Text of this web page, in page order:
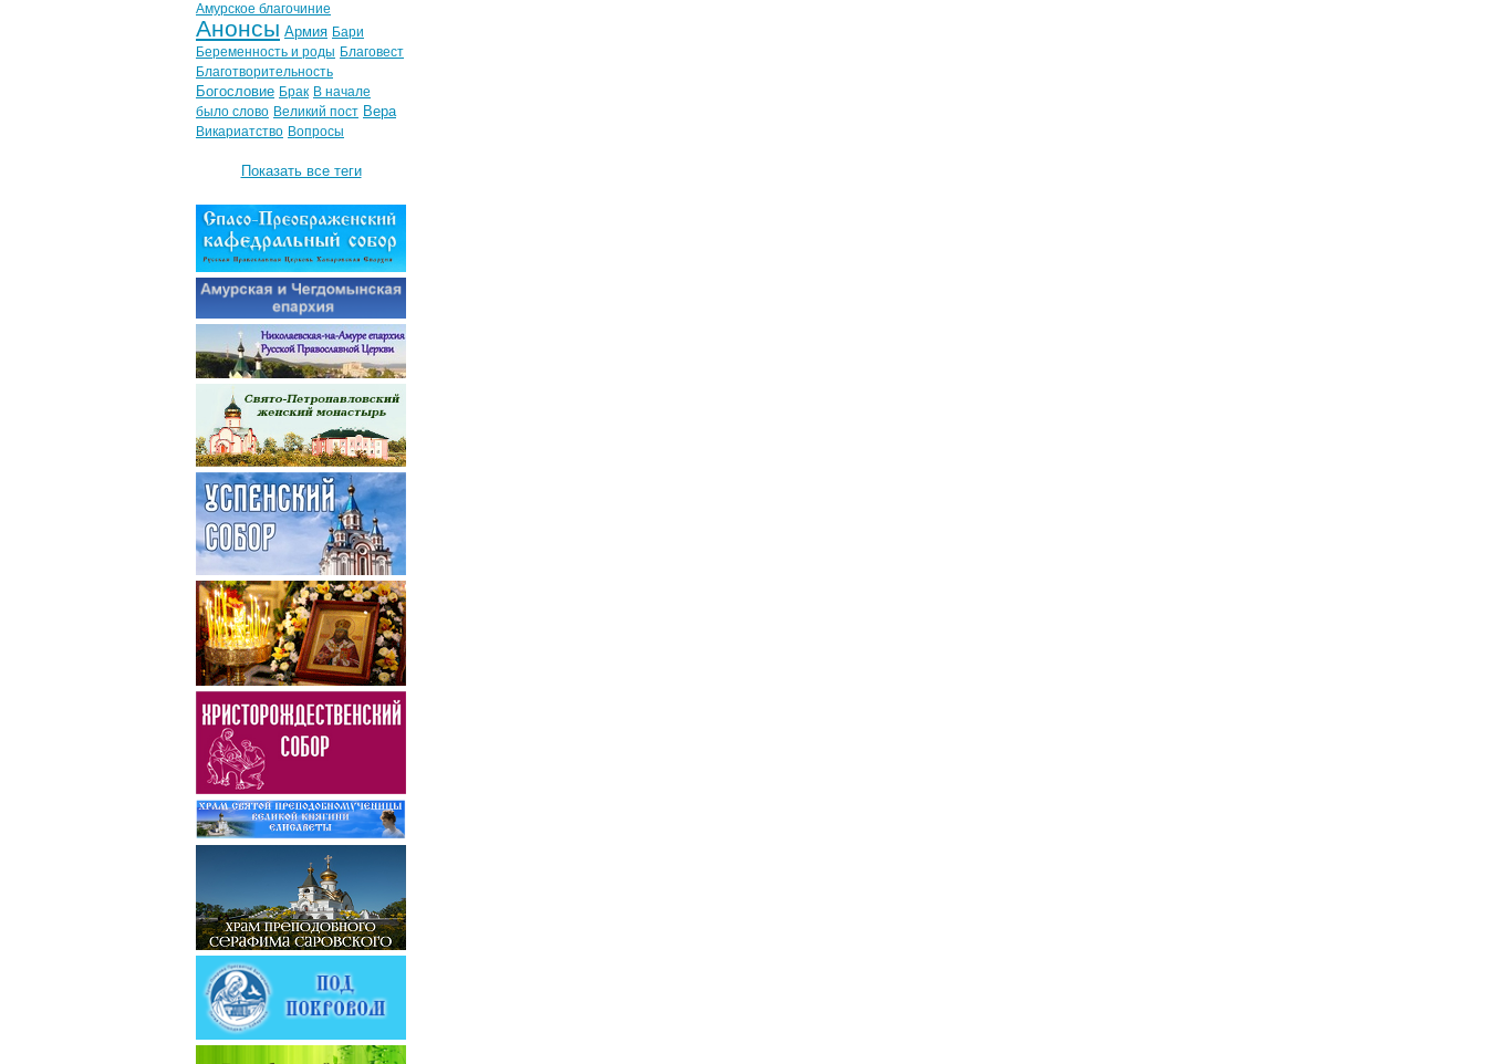
Амурское благочиние
Анонсы Армия Бари
Беременность и роды Благовест
Благотворительность
Богословие Брак В начале
было слово Великий пост Вера
Викариатство Вопросы
Показать все теги